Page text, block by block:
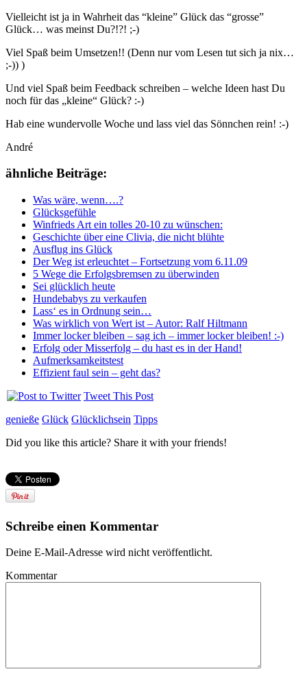
Vielleicht ist ja in Wahrheit das “kleine” Glück das “grosse”
Glück… was meinst Du?!?! ;-)
Viel Spaß beim Umsetzen!! (Denn nur vom Lesen tut sich ja nix…
;-)) )
Und viel Spaß beim Feedback schreiben – welche Ideen hast Du
noch für das „kleine“ Glück? :-)
Hab eine wundervolle Woche und lass viel das Sönnchen rein! :-)
André
ähnliche Beiträge:
Was wäre, wenn….?
Glücksgefühle
Winfrieds Art ein tolles 20-10 zu wünschen:
Geschichte über eine Clivia, die nicht blühte
Ausflug ins Glück
Der Weg ist erleuchtet – Fortsetzung vom 6.11.09
5 Wege die Erfolgsbremsen zu überwinden
Sei glücklich heute
Hundebabys zu verkaufen
Lass‘ es in Ordnung sein…
Was wirklich von Wert ist – Autor: Ralf Hiltmann
Immer locker bleiben – sag ich – immer locker bleiben! :-)
Erfolg oder Misserfolg – du hast es in der Hand!
Aufmerksamkeitstest
Effizient faul sein – geht das?
Tweet This Post
genieße Glück Glücklichsein Tipps
Did you like this article? Share it with your friends!
Schreibe einen Kommentar
Deine E-Mail-Adresse wird nicht veröffentlicht.
Kommentar